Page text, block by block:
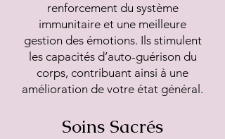
renforcement du système
immunitaire et une meilleure
gestion des émotions. Ils stimulent
les capacités d’auto-guérison du
corps, contribuant ainsi à une
amélioration de votre état général.
Soins Sacrés